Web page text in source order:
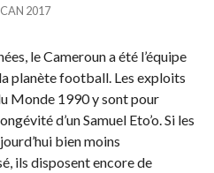
2017
le Cameroun a été l’équipe
planète football. Les exploits
Monde 1990 y sont pour
d’un Samuel Eto’o. Si les
bien moins
ils disposent encore de